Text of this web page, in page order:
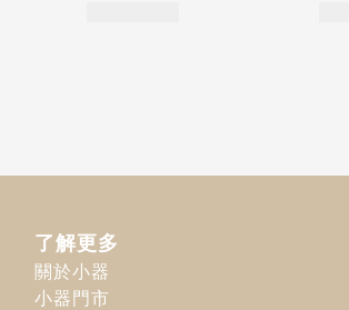
了解更多
關於小器
小器門市